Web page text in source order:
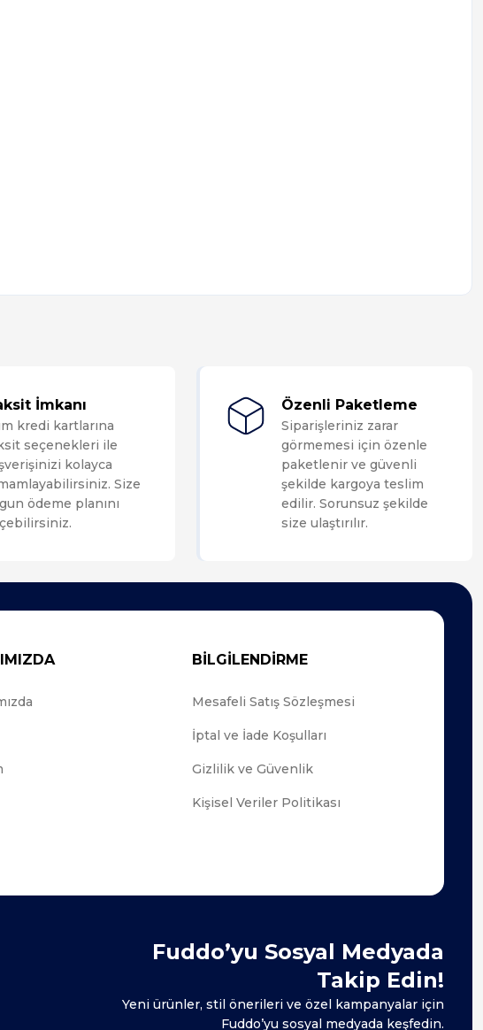
İmkanı
kredi kartlarına
seçenekleri ile
kolayca
Size
ödeme planını
Özenli Paketleme
Siparişleriniz zarar
görmemesi için özenle
paketlenir ve güvenli
şekilde kargoya teslim
edilir. Sorunsuz şekilde
size ulaştırılır.
BİLGİLENDİRME
Mesafeli Satış Sözleşmesi
İptal ve İade Koşulları
Gizlilik ve Güvenlik
Kişisel Veriler Politikası
Fuddo’yu Sosyal Medyada
Takip Edin!
Yeni ürünler, stil önerileri ve özel kampanyalar için
Fuddo’yu sosyal medyada keşfedin.